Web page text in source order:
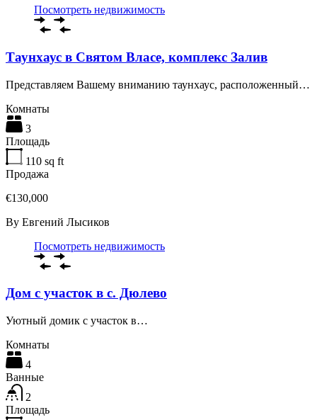
Посмотреть недвижимость
Таунхаус в Святом Власе, комплекс Залив
Представляем Вашему вниманию таунхаус, расположенный…
Комнаты
3
Площадь
110 sq ft
Продажа
€130,000
By Евгений Лысиков
Посмотреть недвижимость
Дом с участок в с. Дюлево
Уютный домик с участок в…
Комнаты
4
Ванные
2
Площадь